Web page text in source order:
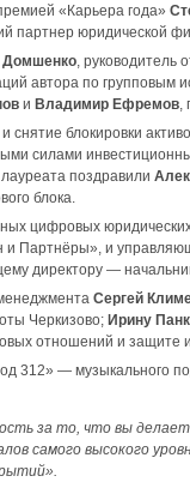
«Карьера года»
партнер юридической
Домшенко, руководитель
автора по
и Владимир Ефремов,
блокировки
силами
поздравили
блока.
цифровых
Партнёры», и
директору —
Сергей
Черкизово; Ирину
отношений и защите
312» — музыкального
за то, что вы
самого высокого